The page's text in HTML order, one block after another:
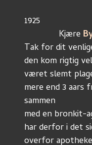
1925
              Kjære
Tak for dit
den kom rigtig
været slemt
mere end 3 aars
sammen
med en bronkit-
har derfor i det
overfor